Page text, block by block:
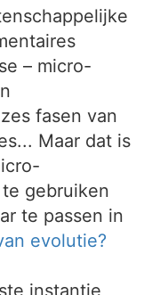
– micro-
fasen van
Maar dat is
gebruiken
te passen in
evolutie?
instantie